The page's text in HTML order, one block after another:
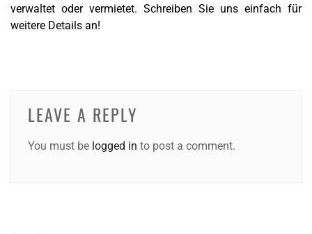
verwaltet oder vermietet. Schreiben Sie uns einfach für
weitere Details an!
LEAVE A REPLY
You must be logged in to post a comment.